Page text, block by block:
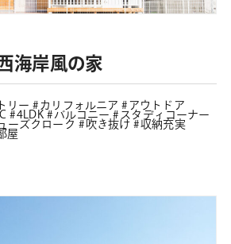
海岸風の家
リー カリフォルニア
アウトドア
4LDK バルコニー
スタディコーナー
ーズクローク 吹き抜け
収納充実
屋